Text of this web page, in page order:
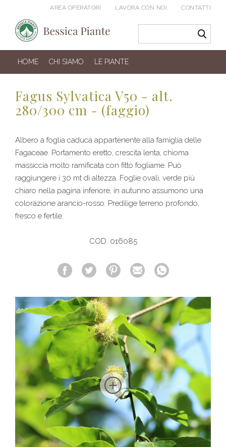
AREA OPERATORI LAVORA CON NOI CONTATTI
HOME CHI SIAMO LE PIANTE
Fagus Sylvatica V50 - alt.
280/300 cm - (faggio)
Albero a foglia caduca appartenente alla famiglia delle
Fagaceae. Portamento eretto, crescita lenta, chioma
massiccia molto ramificata con fitto fogliame. Può
raggiungere i 30 mt di altezza. Foglie ovali, verde più
chiaro nella pagina inferiore, in autunno assumono una
colorazione arancio-rosso. Predilige terreno profondo,
fresco e fertile.
COD. 016085